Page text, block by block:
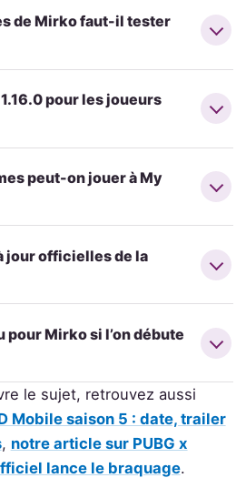
de Mirko faut-il tester
pour les joueurs
peut-on jouer à My
jour officielles de la
Mirko si l’on débute
le sujet, retrouvez aussi
Mobile saison 5 : date, trailer
, notre article sur PUBG x
lance le braquage.